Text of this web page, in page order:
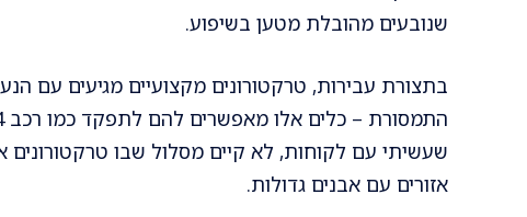
שנובעים מהובלת מטען בשיפוע.
בתצורת עבירות, טרקטורונים מקצועיים מגיעים עם
שעשיתי עם לקוחות, לא קיים מסלול שבו טרקטורונים
אזורים עם אבנים גדולות.